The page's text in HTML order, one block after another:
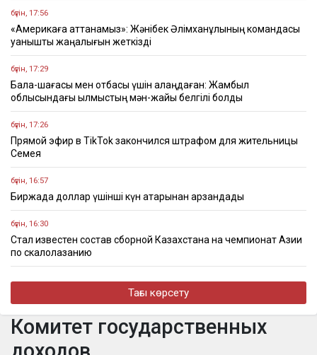
бүгін, 17:56
«Америкаға аттанамыз»: Жәнібек Әлімханұлының командасы
қуанышты жаңалығын жеткізді
бүгін, 17:29
Бала-шағасы мен отбасы үшін алаңдаған: Жамбыл
облысындағы қылмыстың мән-жайы белгілі болды
бүгін, 17:26
Прямой эфир в TikTok закончился штрафом для жительницы
Семея
бүгін, 16:57
Биржада доллар үшінші күн қатарынан арзандады
бүгін, 16:30
Стал известен состав сборной Казахстана на чемпионат Азии
по скалолазанию
бүгін, 16:22
Алматыда наурызда жол апатынан қаза тапқан қыздың әкесі
бүгін, 16:00
Доллар еще на 2 тенге снизился
Тағы көрсету
Комитет государственных